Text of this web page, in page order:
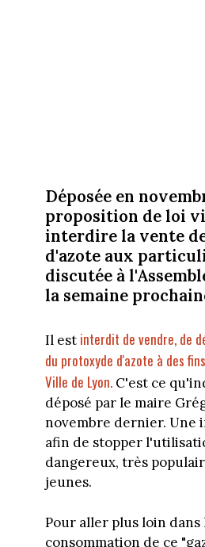
Déposée en
proposition de loi
interdire la vente
d'azote aux
discutée à
la semaine
Il estinterdit de vendre, de
du protoxyde d'azote à des
Ville de Lyon.C'est ce
déposé par le maire
novembre dernier. Une
afin de stopper
dangereux, très
jeunes.
Pour aller plus loin
consommation de ce